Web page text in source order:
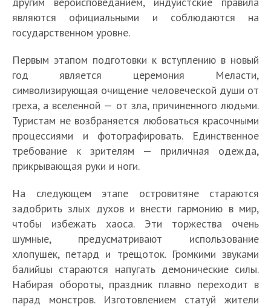
являются официальными и соблюдаются на
государственном уровне.
Первым этапом подготовки к вступлению в новый
год является церемония Меласти,
символизирующая очищение человеческой души от
греха, а вселенной — от зла, причиненного людьми.
Туристам не возбраняется любоваться красочными
процессиями и фотографировать. Единственное
требование к зрителям — приличная одежда,
прикрывающая руки и ноги.
На следующем этапе островитяне стараются
задобрить злых духов и внести гармонию в мир,
чтобы избежать хаоса. Эти торжества очень
шумные, предусматривают использование
хлопушек, петард и трещоток. Громкими звуками
балийцы стараются напугать демонические силы.
Набирая обороты, праздник плавно переходит в
парад монстров. Изготовлением статуй жители